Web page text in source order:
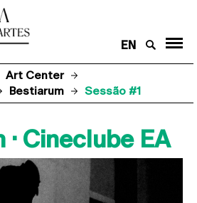
EN
Art Center
Bestiarum Sessão #1
Cineclube EA